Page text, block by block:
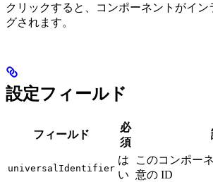
クリックすると、コンポーネントがイン
グされます。
設定フィールド
フィールド
必
須
universalIdentifier
は
い
このコンポー
意の ID